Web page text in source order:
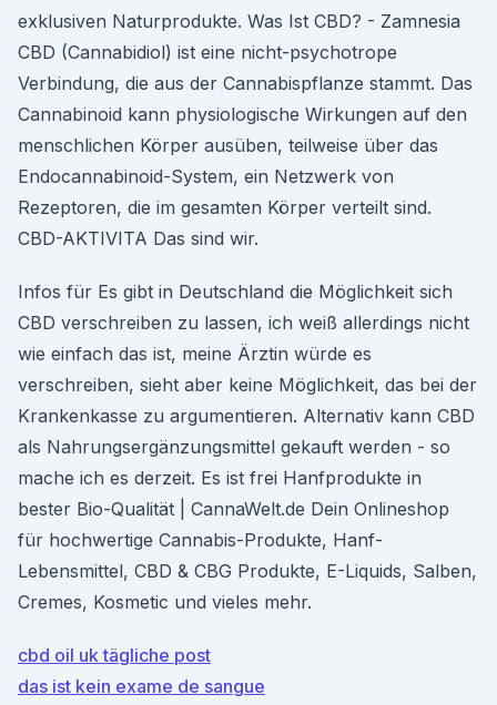
exklusiven Naturprodukte. Was Ist CBD? - Zamnesia
CBD (Cannabidiol) ist eine nicht-psychotrope
Verbindung, die aus der Cannabispflanze stammt. Das
Cannabinoid kann physiologische Wirkungen auf den
menschlichen Körper ausüben, teilweise über das
Endocannabinoid-System, ein Netzwerk von
Rezeptoren, die im gesamten Körper verteilt sind.
CBD-AKTIVITA Das sind wir.
Infos für Es gibt in Deutschland die Möglichkeit sich
CBD verschreiben zu lassen, ich weiß allerdings nicht
wie einfach das ist, meine Ärztin würde es
verschreiben, sieht aber keine Möglichkeit, das bei der
Krankenkasse zu argumentieren. Alternativ kann CBD
als Nahrungsergänzungsmittel gekauft werden - so
mache ich es derzeit. Es ist frei Hanfprodukte in
bester Bio-Qualität | CannaWelt.de Dein Onlineshop
für hochwertige Cannabis-Produkte, Hanf-
Lebensmittel, CBD & CBG Produkte, E-Liquids, Salben,
Cremes, Kosmetic und vieles mehr.
cbd oil uk tägliche post
das ist kein exame de sangue